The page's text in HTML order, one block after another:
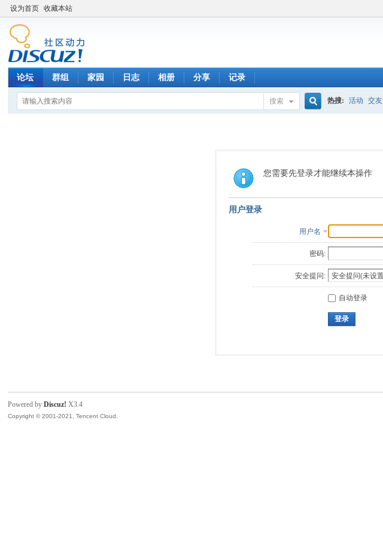
设为首页 收藏本站
论坛 群组 家园 日志 相册 分享 记录
搜索
索
热搜: 活动 交友
您需要先登录才能继续本操作
用户登录
用户名
密码:
安全提问:
自动登录
登录
Powered byDiscuz! X3.4
Copyright © 2001-2021, Tencent Cloud.